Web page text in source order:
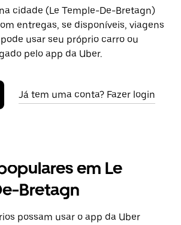
cidade (Le Temple-De-Bretagn)
entregas, se disponíveis, viagens
usar seu próprio carro ou
pelo app da Uber.
Já tem uma conta? Fazer login
em Le
Bretagn
possam usar o app da Uber